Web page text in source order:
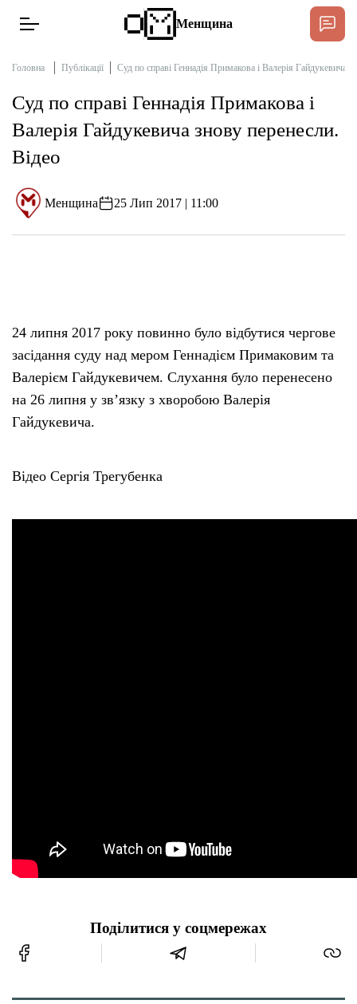
Новини
Інтерв’ю
Тексти
Бюджет
Тендери
Контакти
Менщина
Головна Публікації Суд по справі Геннадія Примакова і Валерія Гайдукевича
Суд по справі Геннадія Примакова і
Валерія Гайдукевича знову перенесли.
Відео
Менщина 25 Лип 2017 | 11:00
24 липня 2017 року повинно було відбутися чергове
засідання суду над мером Геннадієм Примаковим та
Валерієм Гайдукевичем. Слухання було перенесено
на 26 липня у зв’язку з хворобою Валерія
Гайдукевича.
Відео Сергія Трегубенка
Поділитися у соцмережах